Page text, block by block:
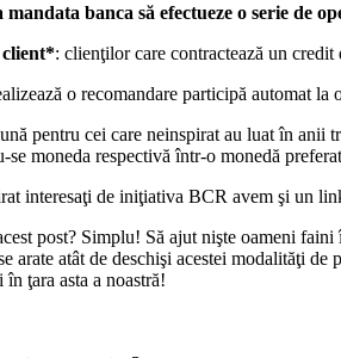
mandata banca să efectueze o serie
client*: clienţilor care contractează un
o recomandare participă automat la
pentru cei care neinspirat au luat în
se moneda respectivă într-o monedă
interesaţi de iniţiativa BCR avem şi un
post? Simplu! Să ajut nişte oameni
arate atât de deschişi acestei modalităţi
ţara asta a noastră!